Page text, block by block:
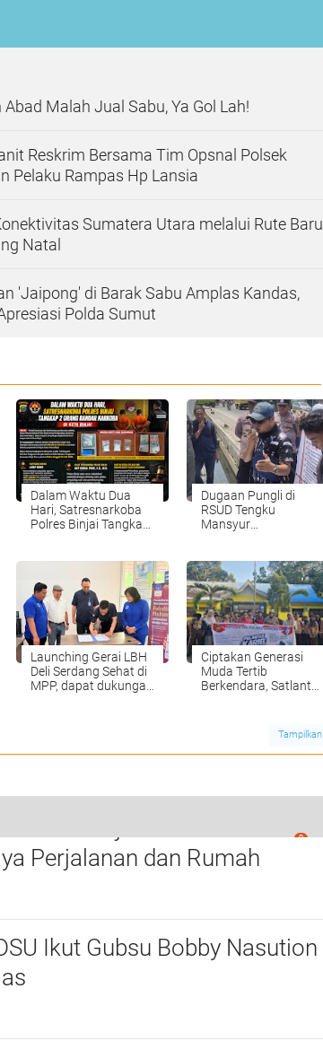
Malah Jual Sabu, Ya Gol Lah!
Reskrim Bersama Tim Opsnal Polsek
Pelaku Rampas Hp Lansia
Sumatera Utara melalui Rute Baru
Natal
'Jaipong' di Barak Sabu Amplas Kandas,
Polda Sumut
Dalam Waktu Dua
Hari, Satresnarkoba
Polres Binjai Tangkap
Dugaan Pungli di
RSUD Tengku
Mansyur
Penegak Hukum Usut
Tuntas
Launching Gerai LBH
Deli Serdang Sehat di
MPP, dapat dukungan
Ciptakan Generasi
Muda Tertib
Berkendara, Satlantas
Tampilkan
FORWAKA di Café Genta
0
Pasien Rujukan dari Nias Tak
Perjalanan dan Rumah
Ikut Gubsu Bobby Nasution